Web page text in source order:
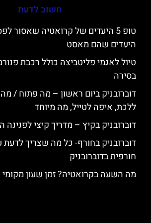
חשוב לדעת
טופ 5 היעדים של קרואטיה שאסור
היעדים שהם מאסט
טיול לאגמי פליטביצה כולל רכבת
בסירה
דוברובניק ביום ראשון – מה פתוח /
ללכת, איפה לטייל, מה מיוחד
דוברובניק בקיץ – מדריך קיצי
דוברובניק בחורף- כל מה שצריך
חורפית בדוברובניק
מה השעה בקרואטיה? זמן שעון מקומי